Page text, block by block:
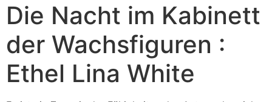
Die Nacht im Kabinett
der Wachsfiguren :
Ethel Lina White